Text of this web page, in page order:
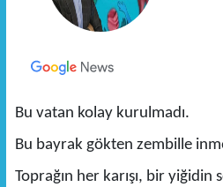
Bu vatan kolay kurulmadı.
Bu bayrak gökten zembille
Toprağın her karışı, bir yiğidin